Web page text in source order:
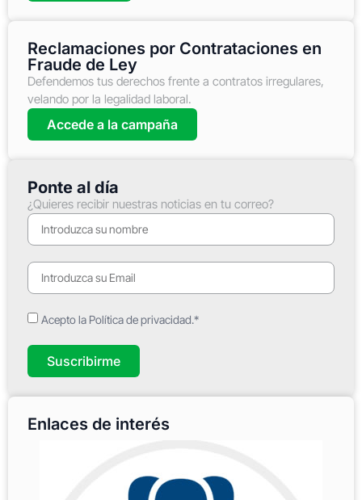
Reclamaciones por Contrataciones en
Fraude de Ley
Defendemos tus derechos frente a contratos irregulares,
velando por la legalidad laboral.
Accede a la campaña
Ponte al día
¿Quieres recibir nuestras noticias en tu correo?
Acepto la Política de privacidad.*
Suscribirme
Enlaces de interés